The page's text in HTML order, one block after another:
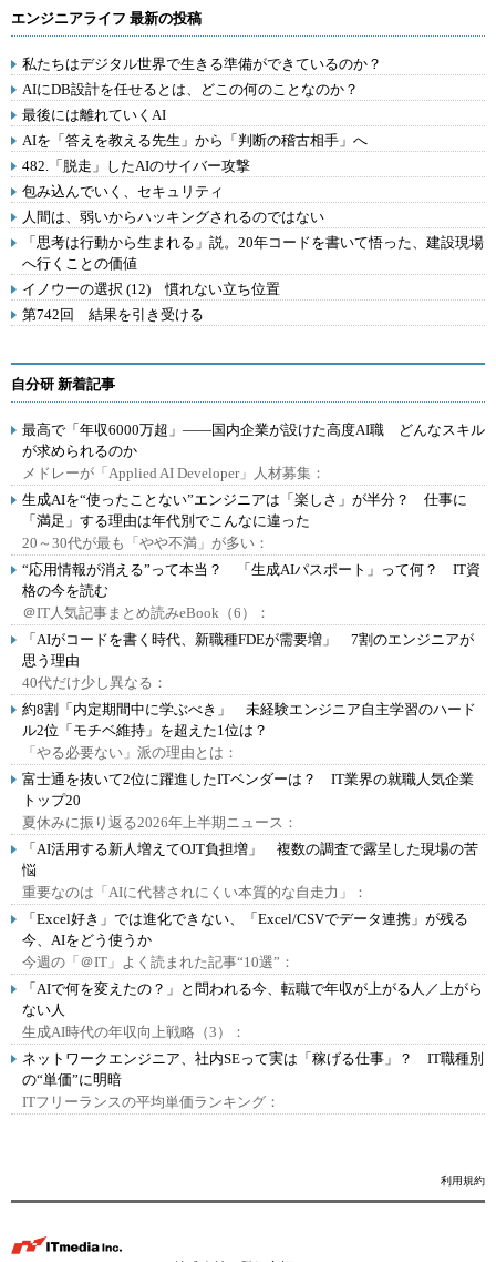
エンジニアライフ 最新の投稿
私たちはデジタル世界で生きる準備ができているのか？
AIにDB設計を任せるとは、どこの何のことなのか？
最後には離れていくAI
AIを「答えを教える先生」から「判断の稽古相手」へ
482.「脱走」したAIのサイバー攻撃
包み込んでいく、セキュリティ
人間は、弱いからハッキングされるのではない
「思考は行動から生まれる」説。20年コードを書いて悟った、建設現場
へ行くことの価値
イノウーの選択 (12) 慣れない立ち位置
第742回 結果を引き受ける
自分研 新着記事
最高で「年収6000万超」――国内企業が設けた高度AI職 どんなスキル
が求められるのか
メドレーが「Applied AI Developer」人材募集：
生成AIを“使ったことない”エンジニアは「楽しさ」が半分？ 仕事に
「満足」する理由は年代別でこんなに違った
20～30代が最も「やや不満」が多い：
“応用情報が消える”って本当？ 「生成AIパスポート」って何？ IT資
格の今を読む
＠IT人気記事まとめ読みeBook（6）：
「AIがコードを書く時代、新職種FDEが需要増」 7割のエンジニアが
思う理由
40代だけ少し異なる：
約8割「内定期間中に学ぶべき」 未経験エンジニア自主学習のハード
ル2位「モチベ維持」を超えた1位は？
「やる必要ない」派の理由とは：
富士通を抜いて2位に躍進したITベンダーは？ IT業界の就職人気企業
トップ20
夏休みに振り返る2026年上半期ニュース：
「AI活用する新人増えてOJT負担増」 複数の調査で露呈した現場の苦
悩
重要なのは「AIに代替されにくい本質的な自走力」：
「Excel好き」では進化できない、「Excel/CSVでデータ連携」が残る
今、AIをどう使うか
今週の「＠IT」よく読まれた記事“10選”：
「AIで何を変えたの？」と問われる今、転職で年収が上がる人／上がら
ない人
生成AI時代の年収向上戦略（3）：
ネットワークエンジニア、社内SEって実は「稼げる仕事」？ IT職種別
の“単価”に明暗
ITフリーランスの平均単価ランキング：
利用規約